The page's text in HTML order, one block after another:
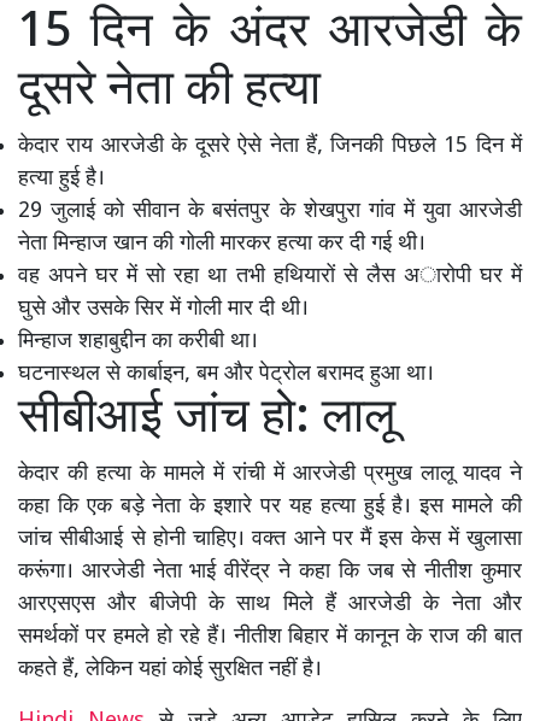
15 दिन के अंदर आरजेडी के
दूसरे नेता की हत्या
केदार राय आरजेडी के दूसरे ऐसे नेता हैं, जिनकी पिछले 15 दिन में
हत्या हुई है।
29 जुलाई को सीवान के बसंतपुर के शेखपुरा गांव में युवा आरजेडी
नेता मिन्हाज खान की गोली मारकर हत्या कर दी गई थी।
वह अपने घर में सो रहा था तभी हथियारों से लैस अारोपी घर में
घुसे और उसके सिर में गोली मार दी थी।
मिन्हाज शहाबुद्दीन का करीबी था।
घटनास्थल से कार्बाइन, बम और पेट्रोल बरामद हुआ था।
सीबीआई जांच हो: लालू
केदार की हत्या के मामले में रांची में आरजेडी प्रमुख लालू यादव ने
कहा कि एक बड़े नेता के इशारे पर यह हत्या हुई है। इस मामले की
जांच सीबीआई से होनी चाहिए। वक्त आने पर मैं इस केस में खुलासा
करूंगा। आरजेडी नेता भाई वीरेंद्र ने कहा कि जब से नीतीश कुमार
आरएसएस और बीजेपी के साथ मिले हैं आरजेडी के नेता और
समर्थकों पर हमले हो रहे हैं। नीतीश बिहार में कानून के राज की बात
कहते हैं, लेकिन यहां कोई सुरक्षित नहीं है।